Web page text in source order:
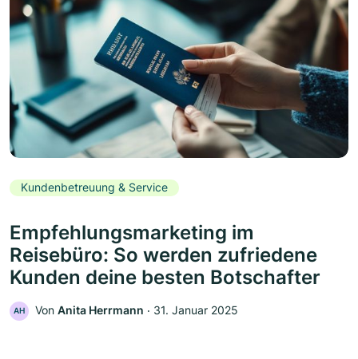
Kundenbetreuung & Service
Empfehlungsmarketing im
Reisebüro: So werden zufriedene
Kunden deine besten Botschafter
AH Von Anita Herrmann ‧ 31. Januar 2025